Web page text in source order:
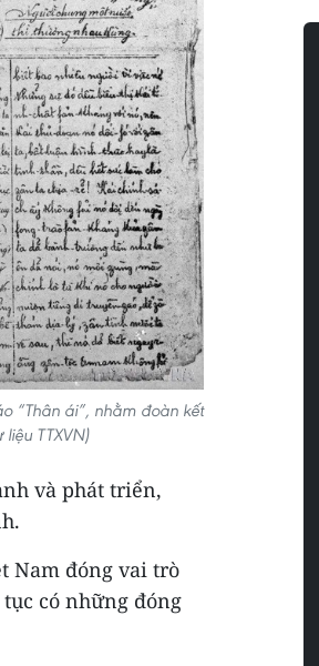
“Thân ái”, nhằm đoàn kết
TTXVN)
và phát triển,
Nam đóng vai trò
có những đóng